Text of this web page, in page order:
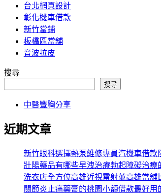
台北網頁設計
彰化機車借款
新竹當鋪
板橋區當舖
音波拉皮
搜尋
搜尋
中醫豐胸分享
近期文章
新竹眼科選擇熱泵維修專員汽機車借款
壯陽藥品有哪些早洩治療勃起障礙治療
洗衣店全方位高雄近視雷射並高雄當舖
關節炎止痛藥膏的桃園小額借款最好用